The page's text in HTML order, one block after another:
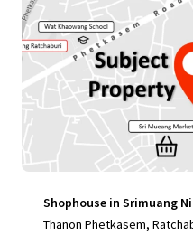
Shophouse in Srimuang
Thanon Phetkasem,